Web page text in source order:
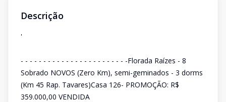
Descrição
'
- - - - - - - - - - - - - - - - - - - - - - - -Florada Raízes - 8
Sobrado NOVOS (Zero Km), semi-geminados - 3 dorms
(Km 45 Rap. Tavares)Casa 126- PROMOÇÃO: R$
359.000,00 VENDIDA